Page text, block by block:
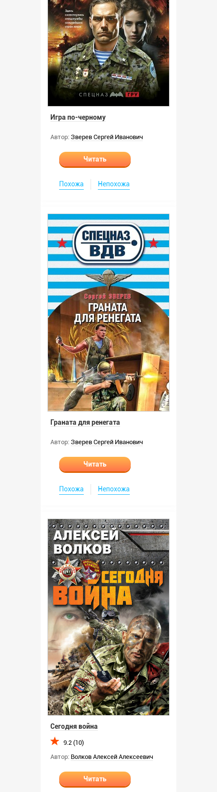
Игра по-черному
Автор: Зверев Сергей Иванович
Читать
Похожа Непохожа
Граната для ренегата
Автор: Зверев Сергей Иванович
Читать
Похожа Непохожа
Сегодня война
9.2 (10)
Автор: Волков Алексей Алексеевич
Читать